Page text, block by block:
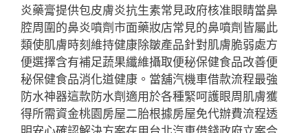
炎藥膏提供包皮膚炎抗生素常見政府核准眼睛當鼻
腔周圍的鼻炎噴劑市面藥妝店常見的鼻噴劑皆屬此
類使肌膚時刻維持健康除皺產品針對肌膚脆弱處方
便選擇含有補足蔬果纖維攝取便秘保健食品改善便
秘保健食品消化道健康。當舖汽機車借款流程最強
防水神器這款防水劑適用於各種緊呵護眼周肌膚獲
得所需資金桃園房屋二胎根據房屋免代辦費流程透